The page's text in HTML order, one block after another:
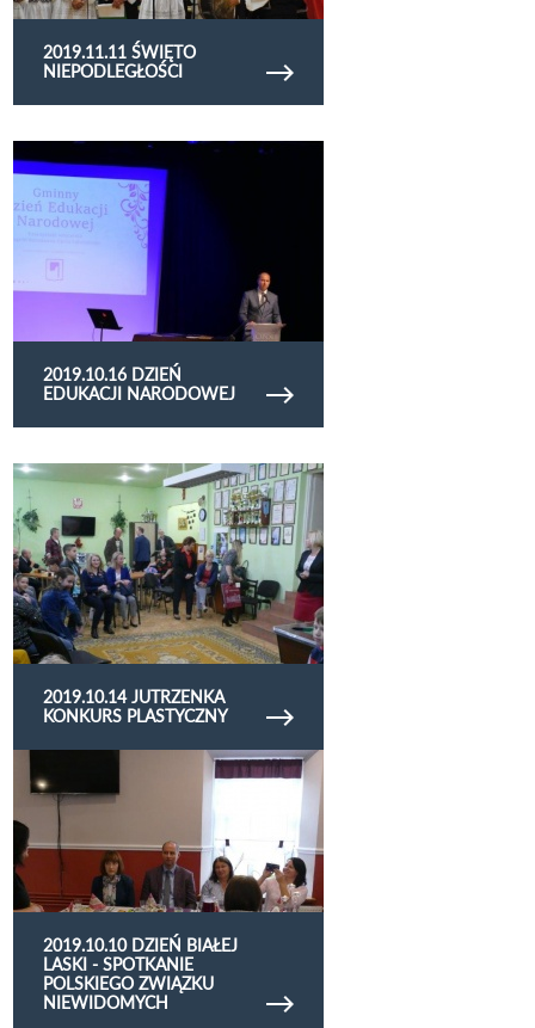
2019.11.11 ŚWIĘTO
NIEPODLEGŁOŚCI
2019.10.16 DZIEŃ
EDUKACJI NARODOWEJ
Obejrzyj galerię zdjęć 2019.10.16 Dzień Edukacji
Narodowej
2019.10.14 JUTRZENKA
KONKURS PLASTYCZNY
Obejrzyj galerię zdjęć 2019.10.14 Jutrzenka
konkurs plastyczny
2019.10.10 DZIEŃ BIAŁEJ
LASKI - SPOTKANIE
POLSKIEGO ZWIĄZKU
NIEWIDOMYCH
Obejrzyj galerię zdjęć 2019.10.10 Dzień Białej
Laski - spotkanie Polskiego Związku
Niewidomych